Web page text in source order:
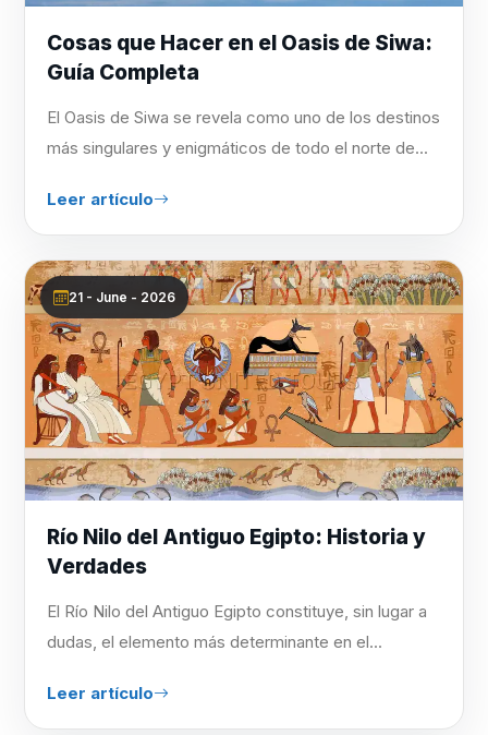
Cosas que Hacer en el Oasis de Siwa:
Guía Completa
El Oasis de Siwa se revela como uno de los destinos
más singulares y enigmáticos de todo el norte de...
Leer artículo
21 - June - 2026
Río Nilo del Antiguo Egipto: Historia y
Verdades
El Río Nilo del Antiguo Egipto constituye, sin lugar a
dudas, el elemento más determinante en el...
Leer artículo